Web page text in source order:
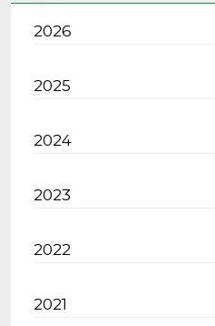
2026
2025
2024
2023
2022
2021